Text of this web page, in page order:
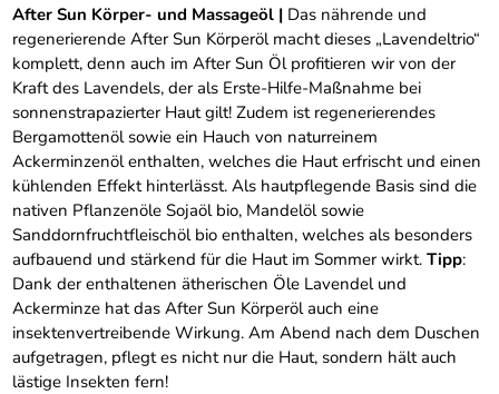
After Sun Körper- und Massageöl | Das nährende und
regenerierende After Sun Körperöl macht dieses „Lavendeltrio“
komplett, denn auch im After Sun Öl profitieren wir von der
Kraft des Lavendels, der als Erste-Hilfe-Maßnahme bei
sonnenstrapazierter Haut gilt! Zudem ist regenerierendes
Bergamottenöl sowie ein Hauch von naturreinem
Ackerminzenöl enthalten, welches die Haut erfrischt und einen
kühlenden Effekt hinterlässt. Als hautpflegende Basis sind die
nativen Pflanzenöle Sojaöl bio, Mandelöl sowie
Sanddornfruchtfleischöl bio enthalten, welches als besonders
aufbauend und stärkend für die Haut im Sommer wirkt.Tipp:
Dank der enthaltenen ätherischen Öle Lavendel und
Ackerminze hat das After Sun Körperöl auch eine
insektenvertreibende Wirkung. Am Abend nach dem Duschen
aufgetragen, pflegt es nicht nur die Haut, sondern hält auch
lästige Insekten fern!